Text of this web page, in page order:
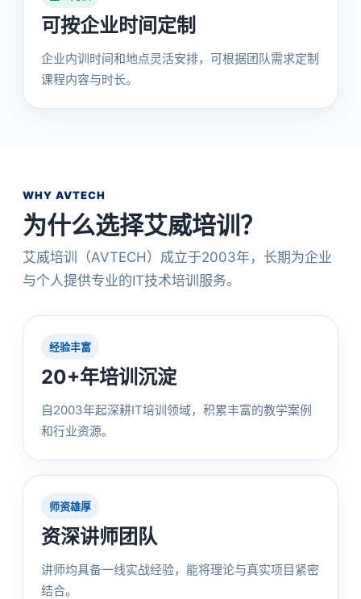
可按企业时间定制
企业内训时间和地点灵活安排，可根据团队需求定制
课程内容与时长。
WHY AVTECH
为什么选择艾威培训？
艾威培训（AVTECH）成立于2003年，长期为企业
与个人提供专业的IT技术培训服务。
经验丰富
20+年培训沉淀
自2003年起深耕IT培训领域，积累丰富的教学案例
和行业资源。
师资雄厚
资深讲师团队
讲师均具备一线实战经验，能将理论与真实项目紧密
结合。